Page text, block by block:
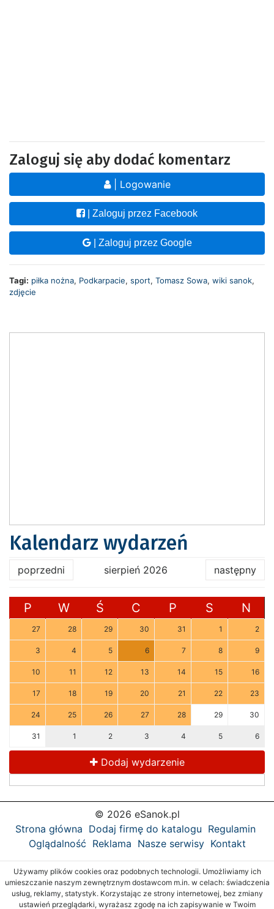
Zaloguj się aby dodać komentarz
| Logowanie
| Zaloguj przez Facebook
| Zaloguj przez Google
Tagi: piłka nożna, Podkarpacie, sport, Tomasz Sowa, wiki sanok,
zdjęcie
Kalendarz wydarzeń
poprzedni sierpień 2026 następny
P W Ś C P S N
27 28 29 30 31 1 2
3 4 5 6 7 8 9
10 11 12 13 14 15 16
17 18 19 20 21 22 23
24 25 26 27 28 29 30
31 1 2 3 4 5 6
Dodaj wydarzenie
© 2026 eSanok.pl
Strona główna Dodaj firmę do katalogu Regulamin
Oglądalność Reklama Nasze serwisy Kontakt
Używamy plików cookies oraz podobnych technologii. Umożliwiamy ich
umieszczanie naszym zewnętrznym dostawcom m.in. w celach: świadczenia
usług, reklamy, statystyk. Korzystając ze strony internetowej, bez zmiany
ustawień przeglądarki, wyrażasz zgodę na ich zapisywanie w Twoim